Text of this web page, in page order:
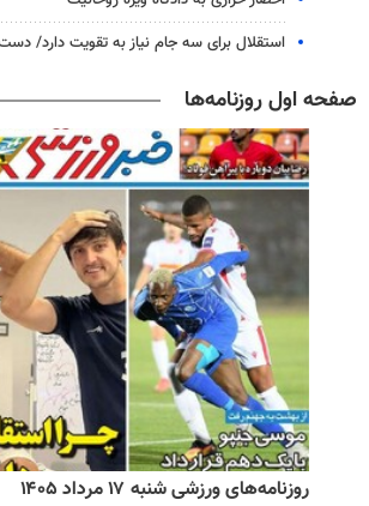
استقلال برای سه جام نیاز به تقویت دارد/
صفحه اول روزنامه‌ها
روزنامه‌های ورزشی شنبه ۱۷ مرداد ۱۴۰۵